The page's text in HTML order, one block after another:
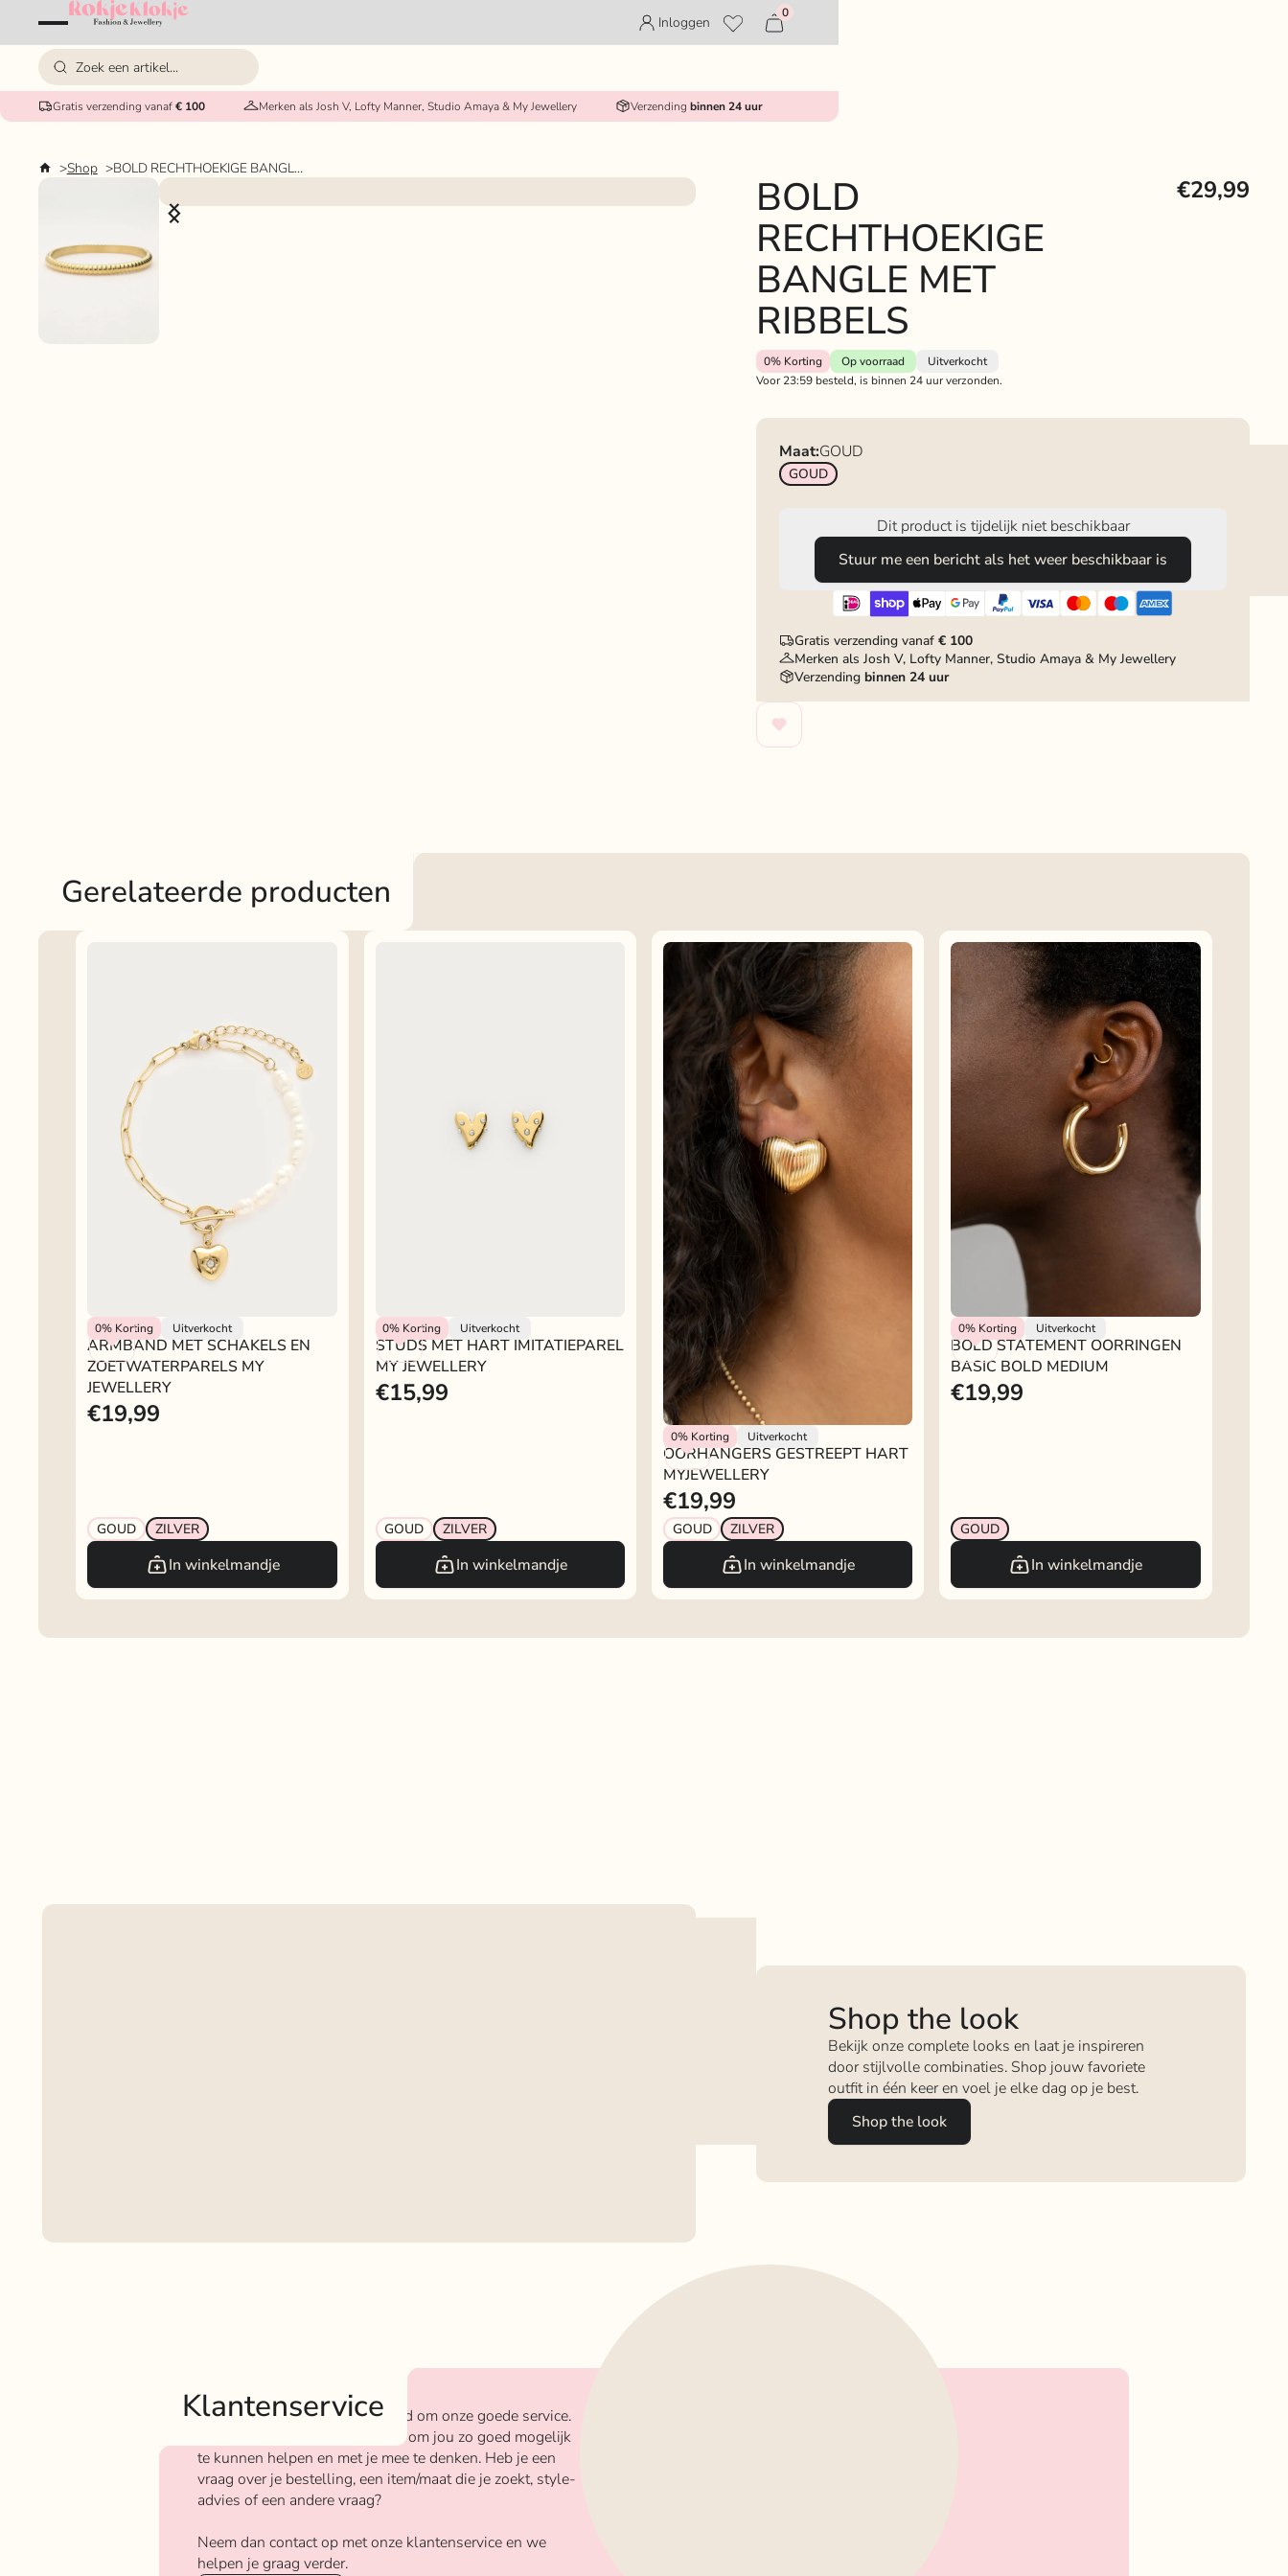
Inloggen
0
Gratis verzending vanaf€ 100 Merken als Josh V, Lofty Manner, Studio Amaya & My Jewellery Verzending binnen 24 uur
Shop BOLD RECHTHOEKIGE BANGLE MET RIBBELS
BOLD
RECHTHOEKIGE
BANGLE MET
RIBBELS
€29,99
0% Korting Op voorraad
Uitverkocht
Voor 23:59 besteld, is binnen 24 uur verzonden.
Maat:GOUD
GOUD
Dit product is tijdelijk niet beschikbaar
Stuur me een bericht als het weer beschikbaar is
Gratis verzending vanaf € 100
Merken als Josh V, Lofty Manner, Studio Amaya & My Jewellery
Verzending binnen 24 uur
Gerelateerde producten
0% Korting Uitverkocht
My Jewellery
ARMBAND MET SCHAKELS EN
ZOETWATERPARELS MY
JEWELLERY
€19,99
GOUD ZILVER
In winkelmandje
0% Korting Uitverkocht
My Jewellery
STUDS MET HART IMITATIEPAREL
MY JEWELLERY
€15,99
GOUD ZILVER
In winkelmandje
0%Korting Uitverkocht
Rokjeklokje
OORHANGERS GESTREEPT HART
MYJEWELLERY
€19,99
GOUD ZILVER
In winkelmandje
BOLD STATEMENT OORRINGEN
BASIC BOLD MEDIUM
0%Korting Uitverkocht
My Jewellery
BOLD STATEMENT OORRINGEN
BASIC BOLD MEDIUM
€19,99
GOUD
In winkelmandje
Shop the look
Bekijk onze complete looks en laat je inspireren
door stijlvolle combinaties. Shop jouw favoriete
outfit in één keer en voel je elke dag op je best.
Shop the look
Klantenservice
Bij Rokjeklokje staan we bekend om onze goede service.
We vinden het super belangrijk om jou zo goed mogelijk
te kunnen helpen en met je mee te denken. Heb je een
vraag over je bestelling, een item/maat die je zoekt, style-
advies of een andere vraag?
Neem dan contact op met onze klantenservice en we
helpen je graag verder.